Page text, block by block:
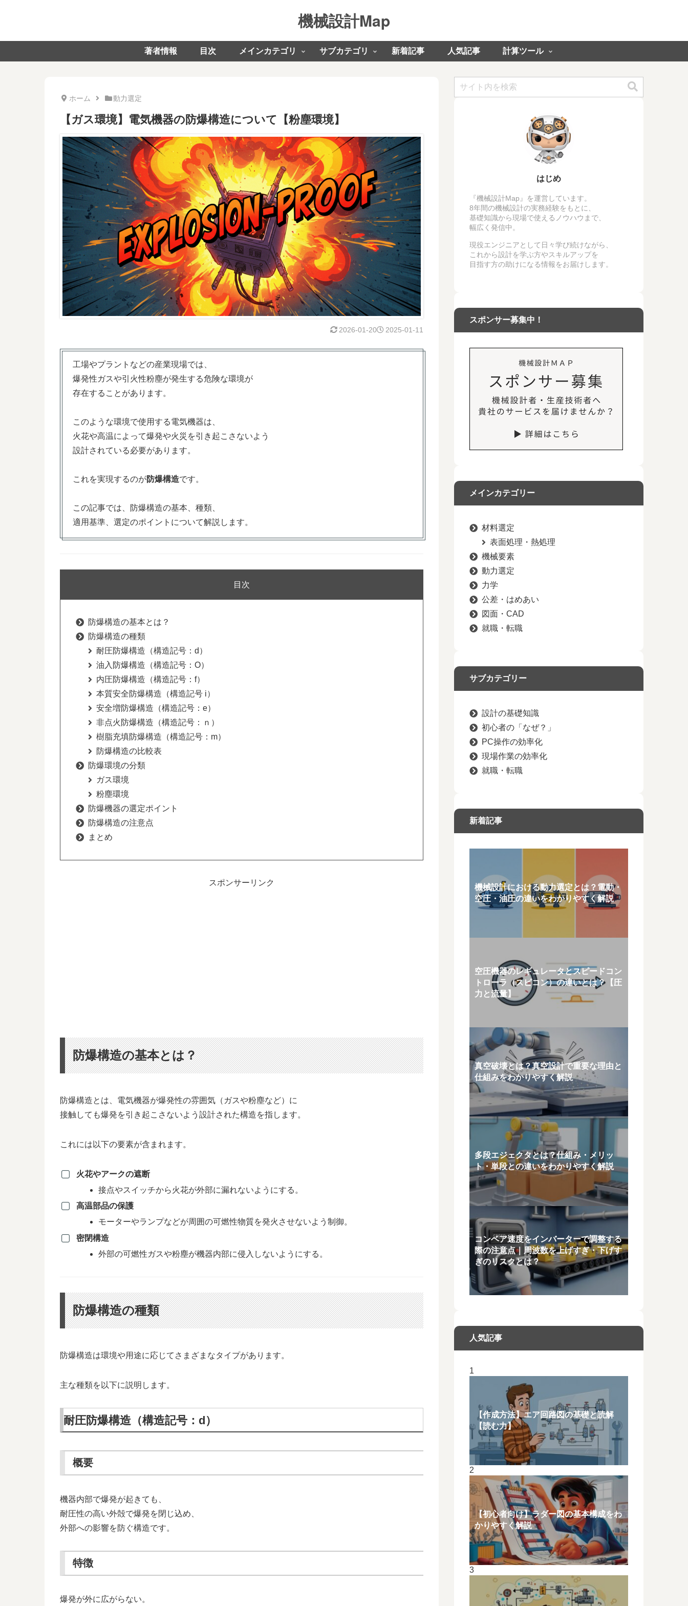
機械設計Map
著者情報 目次 メインカテゴリ サブカテゴリ 新着記事 人気記事 計算ツール
ホーム 動力選定
【ガス環境】電気機器の防爆構造について【粉塵環境】
2025-01-11
2026-01-20
工場やプラントなどの産業現場では、
爆発性ガスや引火性粉塵が発生する危険な環境が
存在することがあります。
このような環境で使用する電気機器は、
火花や高温によって爆発や火災を引き起こさないよう
設計されている必要があります。
これを実現するのが防爆構造です。
この記事では、防爆構造の基本、種類、
適用基準、選定のポイントについて解説します。
目次
防爆構造の基本とは？
防爆構造の種類
耐圧防爆構造（構造記号：d）
油入防爆構造（構造記号：O）
内圧防爆構造（構造記号：f）
本質安全防爆構造（構造記号 i）
安全増防爆構造（構造記号：e）
非点火防爆構造（構造記号：ｎ）
樹脂充填防爆構造（構造記号：m）
防爆構造の比較表
防爆環境の分類
ガス環境
粉塵環境
防爆機器の選定ポイント
防爆構造の注意点
まとめ
スポンサーリンク
防爆構造の基本とは？
防爆構造とは、電気機器が爆発性の雰囲気（ガスや粉塵など）に
接触しても爆発を引き起こさないよう設計された構造を指します。
これには以下の要素が含まれます。
火花やアークの遮断
接点やスイッチから火花が外部に漏れないようにする。
高温部品の保護
モーターやランプなどが周囲の可燃性物質を発火させないよう制御。
密閉構造
外部の可燃性ガスや粉塵が機器内部に侵入しないようにする。
防爆構造の種類
防爆構造は環境や用途に応じてさまざまなタイプがあります。
主な種類を以下に説明します。
耐圧防爆構造（構造記号：d）
概要
機器内部で爆発が起きても、
耐圧性の高い外殻で爆発を閉じ込め、
外部への影響を防ぐ構造です。
特徴
爆発が外に広がらない。
はじめ
『機械設計Map』を運営しています。
8年間の機械設計の実務経験をもとに、
基礎知識から現場で使えるノウハウまで、
幅広く発信中。
現役エンジニアとして日々学び続けながら、
これから設計を学ぶ方やスキルアップを
目指す方の助けになる情報をお届けします。
スポンサー募集中！
メインカテゴリー
材料選定
表面処理・熱処理
機械要素
動力選定
力学
公差・はめあい
図面・CAD
就職・転職
サブカテゴリー
設計の基礎知識
初心者の「なぜ？」
PC操作の効率化
現場作業の効率化
就職・転職
新着記事
機械設計における動力選定とは？電動・
空圧・油圧の違いをわかりやすく解説
空圧機器のレギュレータとスピードコン
トローラ（スピコン）の違いとは？【圧
力と流量】
真空破壊とは？真空設計で重要な理由と
仕組みをわかりやすく解説
多段エジェクタとは？仕組み・メリッ
ト・単段との違いをわかりやすく解説
コンベア速度をインバーターで調整する
際の注意点｜周波数を上げすぎ・下げす
ぎのリスクとは？
人気記事
【作成方法】エア回路図の基礎と読解
【読む力】
【初心者向け】ラダー図の基本構成をわ
かりやすく解説